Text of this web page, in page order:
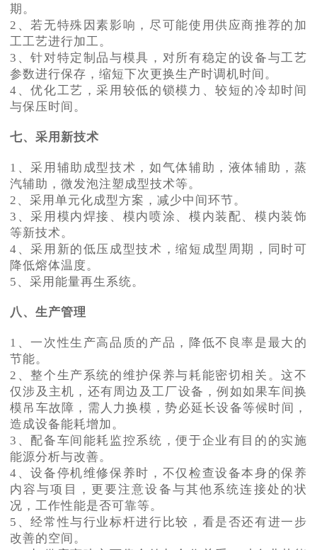
期。
2、若无特殊因素影响，尽可能使用供应商推荐的加
工工艺进行加工。
3、针对特定制品与模具，对所有稳定的设备与工艺
参数进行保存，缩短下次更换生产时调机时间。
4、优化工艺，采用较低的锁模力、较短的冷却时间
与保压时间。
七、采用新技术
1、采用辅助成型技术，如气体辅助，液体辅助，蒸
汽辅助，微发泡注塑成型技术等。
2、采用单元化成型方案，减少中间环节。
3、采用模内焊接、模内喷涂、模内装配、模内装饰
等新技术。
4、采用新的低压成型技术，缩短成型周期，同时可
降低熔体温度。
5、采用能量再生系统。
八、生产管理
1、一次性生产高品质的产品，降低不良率是最大的
节能。
2、整个生产系统的维护保养与耗能密切相关。这不
仅涉及主机，还有周边及工厂设备，例如如果车间换
模吊车故障，需人力换模，势必延长设备等候时间，
造成设备能耗增加。
3、配备车间能耗监控系统，便于企业有目的的实施
能源分析与改善。
4、设备停机维修保养时，不仅检查设备本身的保养
内容与项目，更要注意设备与其他系统连接处的状
况，工作性能是否可靠等。
5、经常性与行业标杆进行比较，看是否还有进一步
改善的空间。